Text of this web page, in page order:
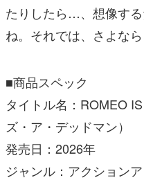
たりしたら…、想像す
ね。それでは、さよなら
■商品スペック
タイトル名：ROMEO
ズ・ア・デッドマン）
発売日：2026年
ジャンル：アクション